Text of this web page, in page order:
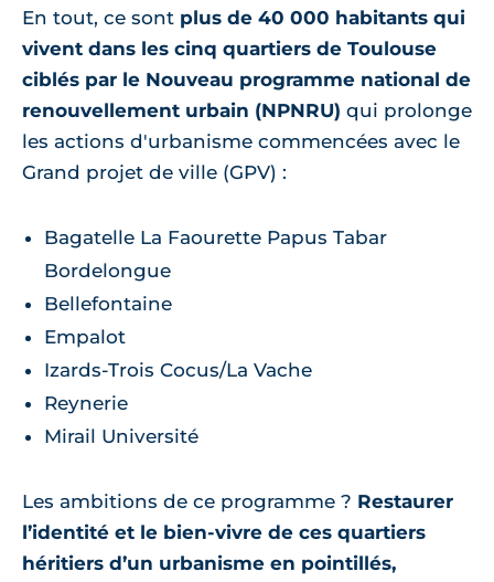
En tout, ce sont plus de 40 000 habitants qui
vivent dans les cinq quartiers de Toulouse
ciblés par le Nouveau programme national de
renouvellement urbain (NPNRU) qui prolonge
les actions d'urbanisme commencées avec le
Grand projet de ville (GPV) :
Bagatelle La Faourette Papus Tabar
Bordelongue
Bellefontaine
Empalot
Izards-Trois Cocus/La Vache
Reynerie
Mirail Université
Les ambitions de ce programme ? Restaurer
l’identité et le bien-vivre de ces quartiers
héritiers d’un urbanisme en pointillés,